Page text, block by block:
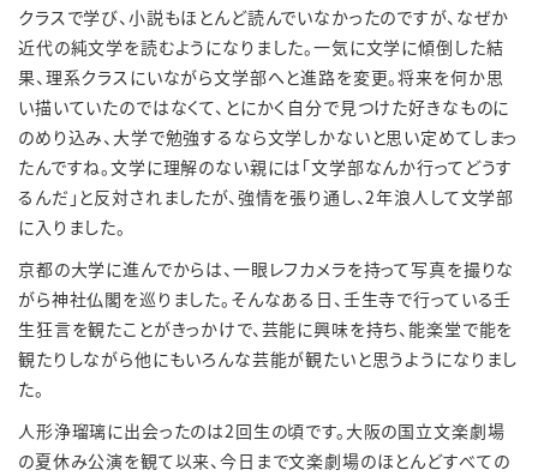
クラスで学び、小説もほとんど読んでいなかったのですが、なぜか
近代の純文学を読むようになりました。一気に文学に傾倒した結
果、理系クラスにいながら文学部へと進路を変更。将来を何か思
い描いていたのではなくて、とにかく自分で見つけた好きなものに
のめり込み、大学で勉強するなら文学しかないと思い定めてしまっ
たんですね。文学に理解のない親には「文学部なんか行ってどうす
るんだ」と反対されましたが、強情を張り通し、2年浪人して文学部
に入りました。
京都の大学に進んでからは、一眼レフカメラを持って写真を撮りな
がら神社仏閣を巡りました。そんなある日、壬生寺で行っている壬
生狂言を観たことがきっかけで、芸能に興味を持ち、能楽堂で能を
観たりしながら他にもいろんな芸能が観たいと思うようになりまし
た。
人形浄瑠璃に出会ったのは2回生の頃です。大阪の国立文楽劇場
の夏休み公演を観て以来、今日まで文楽劇場のほとんどすべての